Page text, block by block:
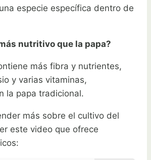
especie específica dentro de
nutritivo que la papa?
más fibra y nutrientes,
y varias vitaminas,
la papa tradicional.
más sobre el cultivo del
este video que ofrece